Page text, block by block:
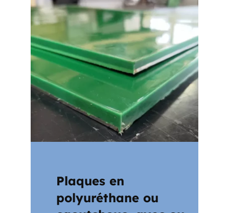
Plaques en
polyuréthane ou